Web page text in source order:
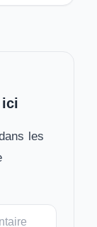
ici
les